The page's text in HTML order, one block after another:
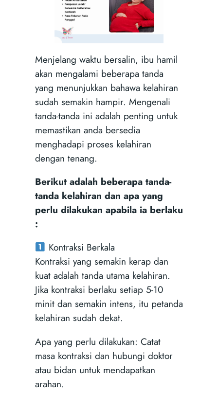
Menjelang waktu bersalin, ibu hamil
akan mengalami beberapa tanda
yang menunjukkan bahawa kelahiran
sudah semakin hampir. Mengenali
tanda-tanda ini adalah penting untuk
memastikan anda bersedia
menghadapi proses kelahiran
dengan tenang.
Berikut adalah beberapa tanda-
tanda kelahiran dan apa yang
perlu dilakukan apabila ia berlaku
:
Kontraksi Berkala
Kontraksi yang semakin kerap dan
kuat adalah tanda utama kelahiran.
Jika kontraksi berlaku setiap 5-10
minit dan semakin intens, itu petanda
kelahiran sudah dekat.
Apa yang perlu dilakukan: Catat
masa kontraksi dan hubungi doktor
atau bidan untuk mendapatkan
arahan.